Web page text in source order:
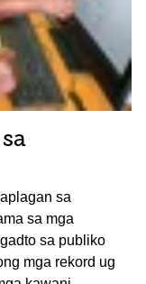
sa
sa mga
sa publiko
mga rekord ug